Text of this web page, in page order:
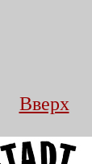
Вверх